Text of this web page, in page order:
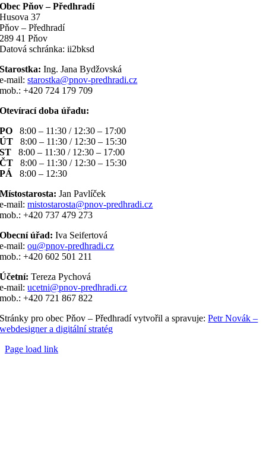
Obec Pňov – Předhradí
Husova 37
Pňov – Předhradí
289 41 Pňov
Datová schránka: ii2bksd
Starostka: Ing. Jana Bydžovská
e-mail:starostka@pnov-predhradi.cz
mob.: +420 724 179 709
Otevírací doba úřadu:
PO
8:00 – 11:30 / 12:30 – 17:00
ÚT
8:00 – 11:30 / 12:30 – 15:30
ST
8:00 – 11:30 / 12:30 – 17:00
ČT
8:00 – 11:30 / 12:30 – 15:30
PÁ
8:00 – 12:30
Místostarosta: Jan Pavlíček
e-mail:mistostarosta@pnov-predhradi.cz
mob.: +420 737 479 273
Obecní úřad: Iva Seifertová
e-mail:ou@pnov-predhradi.cz
mob.: +420 602 501 211
Účetní: Tereza Pychová
e-mail:ucetni@pnov-predhradi.cz
mob.: +420 721 867 822
Stránky pro obec Pňov – Předhradí vytvořil a spravuje:Petr Novák –
webdesigner a digitální stratég
Page load link